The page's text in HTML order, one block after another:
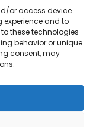
or access device
experience and to
these technologies
behavior or unique
consent, may